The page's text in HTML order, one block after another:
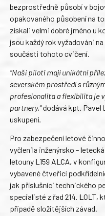
bezprostředně působí v
opakovaného působení na
získali velmi dobré jméno u
jsou každý rok vyžadováni
součásti tohoto cvičení.
“Naši piloti mají unikátní
severském prostředí s
profesionalita a flexibilita je
partnery,”dodává kpt. Pavel
uskupení.
Pro zabezpečení letové
vyčlenila inženýrsko –
letouny L159 ALCA, v
vybavené čtveřicí
jak příslušníci technického
specialisté z řad 214. LOLT,
případě složitějších závad.